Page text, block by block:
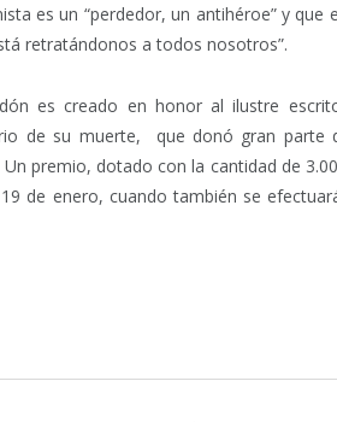
es un “perdedor, un antihéroe” y que
retratándonos a todos nosotros”.
es creado en honor al ilustre
de su muerte, que donó gran parte
premio, dotado con la cantidad de
de enero, cuando también se